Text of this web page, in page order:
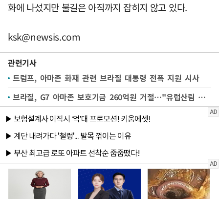
화에 나섰지만 불길은 아직까지 잡히지 않고 있다.
ksk@newsis.com
관련기사
트럼프, 아마존 화재 관련 브라질 대통령 전폭 지원 시사
브라질, G7 아마존 보호기금 260억원 거절…"유럽산림 재건에 써라"(종합)